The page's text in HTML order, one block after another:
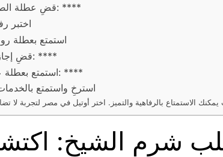
قضِ عطلة الصيف المثالية في أجمل فنادق الإسكندرية: ****
اختبر
استمتع بعطلة
قضِ إجازة مليئة بالمرح في أشهر فنادق الغردقة: ****
استمتع بعطلة عائلية ممتعة في أشهر فنادق الإسكندرية: ****
استرخِ واستمتع
شرم الشيخ: